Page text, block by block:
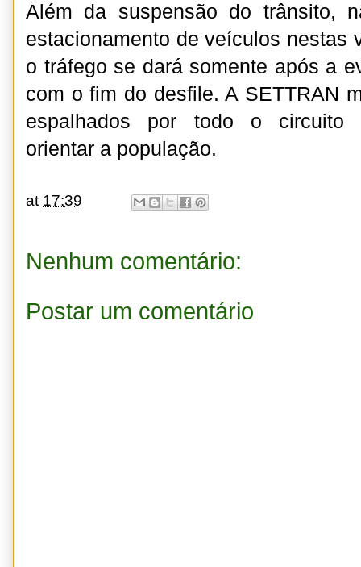
Além da suspensão do trânsito,
estacionamento de veículos nestas
o tráfego se dará somente após a
com o fim do desfile. A SETTRAN
espalhados por todo o circuito
orientar a população.
at 17:39
Nenhum comentário:
Postar um comentário